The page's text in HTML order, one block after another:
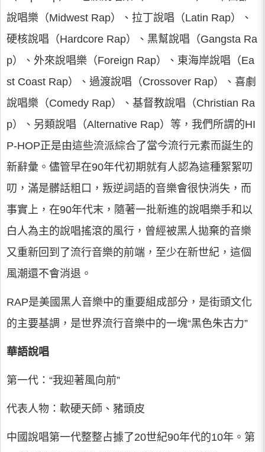
說唱樂（Midwest Rap）、拉丁說唱（Latin Rap）、
硬核說唱（Hardcore Rap）、黑幫說唱（Gangsta Ra
p）、外來說唱樂（Foreign Rap）、東海岸說唱（Ea
st Coast Rap）、過渡說唱（Crossover Rap）、喜劇
說唱樂（Comedy Rap）、基督教說唱（Christian Ra
p）、另類說唱（Alternative Rap）等，我們所謂的HI
P-HOP正是由這些流派綜合了當今流行元素而誕生的
新辭彙。儘管早在90年代初期就有人認為這種絮絮叨
叨，滿是髒話粗口，叛逆詞語的音樂會很快消失，而
事實上，在90年代末，隨著一批新進的說唱樂手和以
白人為主的說唱搖滾的風行，曾經被黑人拋棄的音樂
又重新回到了流行音樂的前端，至少在新世紀，這個
風潮還不會消退。
RAP是美國黑人音樂中的重要組成部分，是街頭文化
的主要基調，是世界流行音樂中的一塊“黑色朱古力”
華語說唱
第一代：“我迎著風向前”
代表人物：軟硬天師、豬頭皮
中國說唱第一代整整占據了20世紀90年代的10年。第